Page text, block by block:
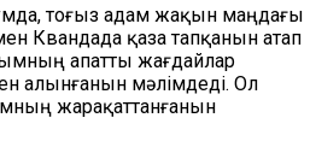
тоғыз адам жақын маңдағы
Квандада қаза тапқанын атап
апатты жағдайлар
алынғанын мәлімдеді. Ол
жарақаттанғанын